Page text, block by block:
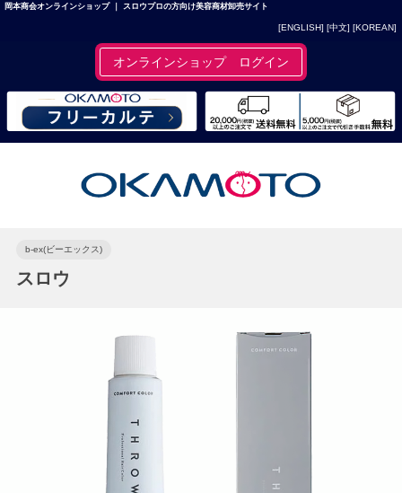
岡本商会オンラインショップ ｜ スロウプロの方向け美容商材卸売サイト
[ENGLISH] [中文] [KOREAN]
オンラインショップ ログイン
b-ex(ビーエックス)
スロウ